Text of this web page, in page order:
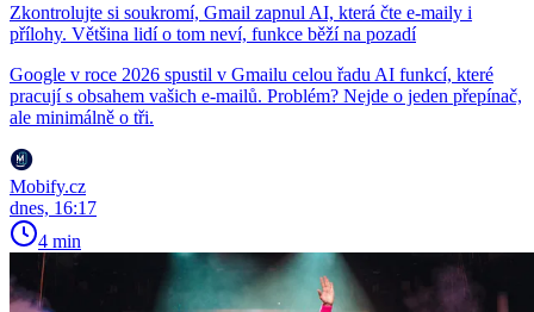
Zkontrolujte si soukromí, Gmail zapnul AI, která čte e-maily i
přílohy. Většina lidí o tom neví, funkce běží na pozadí
Google v roce 2026 spustil v Gmailu celou řadu AI funkcí, které
pracují s obsahem vašich e-mailů. Problém? Nejde o jeden přepínač,
ale minimálně o tři.
Mobify.cz
dnes, 16:17
4 min